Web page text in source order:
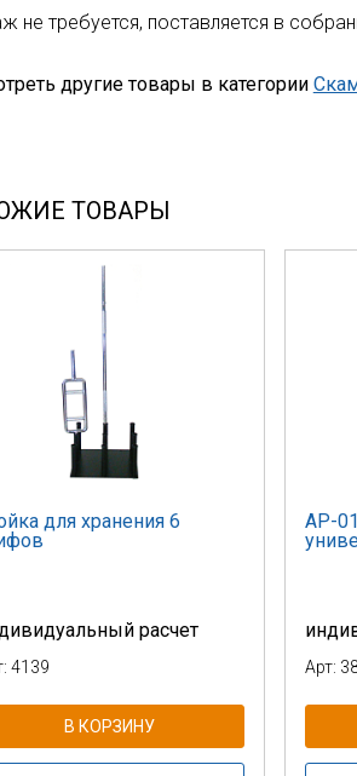
не требуется, поставляется в
другие товары в категории
ТОВАРЫ
для хранения 6
расчет
4139
В КОРЗИНУ
AP-
Арт: